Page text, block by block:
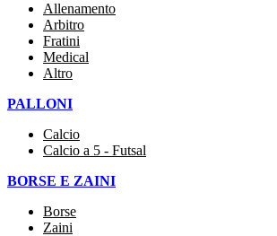
Allenamento
Arbitro
Fratini
Medical
Altro
PALLONI
Calcio
Calcio a 5 - Futsal
BORSE E ZAINI
Borse
Zaini